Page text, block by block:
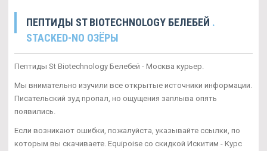
ПЕПТИДЫ ST BIOTECHNOLOGY БЕЛЕБЕЙ .
STACKED-NO ОЗЁРЫ
Пептиды St Biotechnology Белебей - Москва курьер.
Мы внимательно изучили все открытые источники информации.
Писательский зуд пропал, но ощущения заплыва опять
появились.
Если возникают ошибки, пожалуйста, указывайте ссылки, по
которым вы скачиваете. Equipoise со скидкой Искитим - Курс